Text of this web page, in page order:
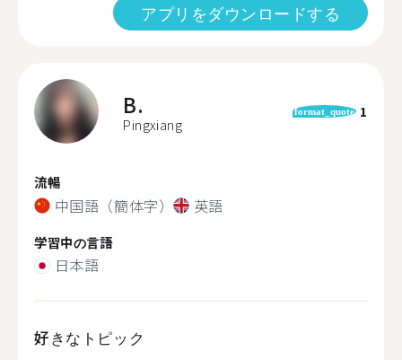
アプリをダウンロードする
B.
Pingxiang
format_quote 1
流暢
中国語（簡体字） 英語
学習中の言語
日本語
好きなトピック